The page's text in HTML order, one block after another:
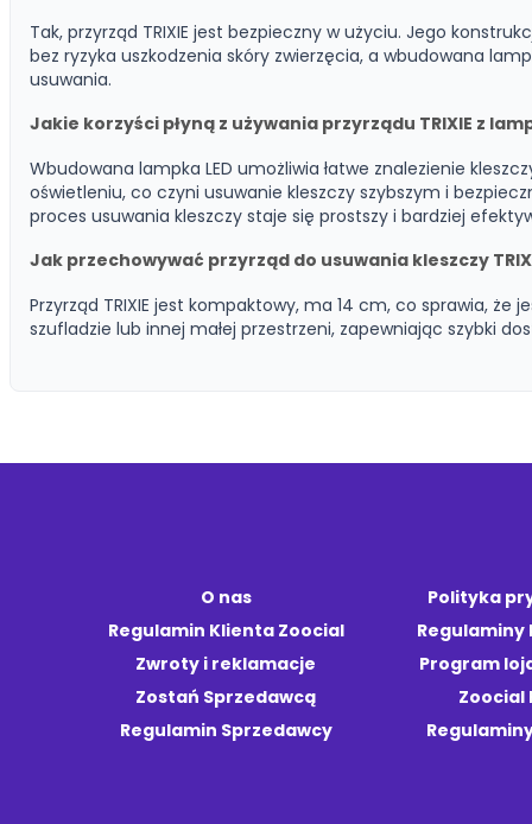
Tak, przyrząd TRIXIE jest bezpieczny w użyciu. Jego
bez ryzyka uszkodzenia skóry zwierzęcia, a wbudowana
usuwania.
Jakie korzyści płyną z używania przyrządu TRIXIE z
Wbudowana lampka LED umożliwia łatwe znalezienie
oświetleniu, co czyni usuwanie kleszczy szybszym i
proces usuwania kleszczy staje się prostszy i bardziej
Jak przechowywać przyrząd do usuwania kleszczy
Przyrząd TRIXIE jest kompaktowy, ma 14 cm, co sprawia, że
szufladzie lub innej małej przestrzeni, zapewniając szybki
O nas
Regulamin Klienta Zoocial
Zwroty i reklamacje
Zostań Sprzedawcą
Regulamin Sprzedawcy
Polityka
Regulaminy
Program
Zoocial